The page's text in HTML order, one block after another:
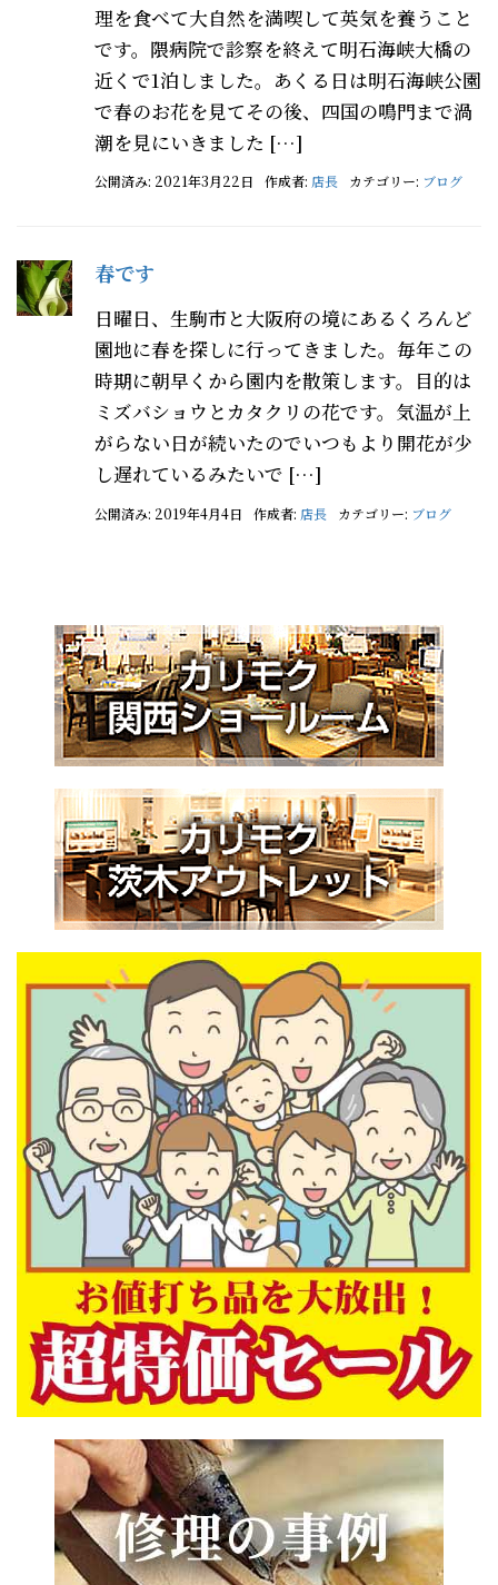
理を食べて大自然を満喫して英気を養うこと
です。隈病院で診察を終えて明石海峡大橋の
近くで1泊しました。あくる日は明石海峡公園
で春のお花を見てその後、四国の鳴門まで渦
潮を見にいきました […]
公開済み: 2021年3月22日 作成者: 店長 カテゴリー: ブログ
春です
日曜日、生駒市と大阪府の境にあるくろんど
園地に春を探しに行ってきました。毎年この
時期に朝早くから園内を散策します。目的は
ミズバショウとカタクリの花です。気温が上
がらない日が続いたのでいつもより開花が少
し遅れているみたいで […]
公開済み: 2019年4月4日 作成者: 店長 カテゴリー: ブログ